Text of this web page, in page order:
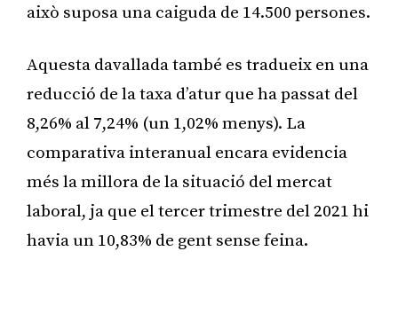
això suposa una caiguda de 14.500 persones.
Aquesta davallada també es tradueix en una
reducció de la taxa d’atur que ha passat del
8,26% al 7,24% (un 1,02% menys). La
comparativa interanual encara evidencia
més la millora de la situació del mercat
laboral, ja que el tercer trimestre del 2021 hi
havia un 10,83% de gent sense feina.